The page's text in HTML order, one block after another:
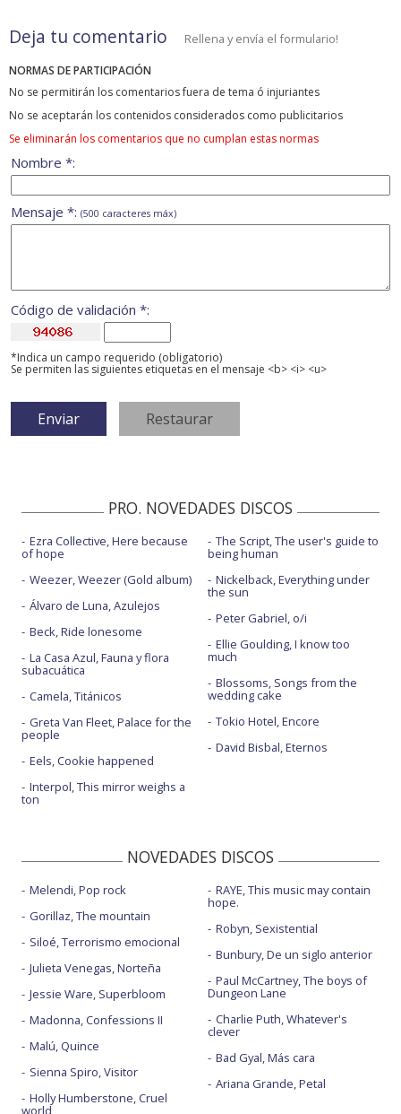
Deja tu comentario Rellena y envía el formulario!
NORMAS DE PARTICIPACIÓN
No se permitirán los comentarios fuera de tema ó injuriantes
No se aceptarán los contenidos considerados como publicitarios
Se eliminarán los comentarios que no cumplan estas normas
Nombre *:
Mensaje *: (500 caracteres máx)
Código de validación *:
*Indica un campo requerido (obligatorio)
Se permiten las siguientes etiquetas en el mensaje <b> <i> <u>
PRO. NOVEDADES DISCOS
Ezra Collective, Here because
of hope
Weezer, Weezer (Gold album)
Álvaro de Luna, Azulejos
Beck, Ride lonesome
La Casa Azul, Fauna y flora
subacuática
Camela, Titánicos
Greta Van Fleet, Palace for the
people
Eels, Cookie happened
Interpol, This mirror weighs a
ton
The Script, The user's guide to
being human
Nickelback, Everything under
the sun
Peter Gabriel, o/i
Ellie Goulding, I know too
much
Blossoms, Songs from the
wedding cake
Tokio Hotel, Encore
David Bisbal, Eternos
NOVEDADES DISCOS
Melendi, Pop rock
Gorillaz, The mountain
Siloé, Terrorismo emocional
Julieta Venegas, Norteña
Jessie Ware, Superbloom
Madonna, Confessions II
Malú, Quince
Sienna Spiro, Visitor
Holly Humberstone, Cruel
world
RAYE, This music may contain
hope.
Robyn, Sexistential
Bunbury, De un siglo anterior
Paul McCartney, The boys of
Dungeon Lane
Charlie Puth, Whatever's
clever
Bad Gyal, Más cara
Ariana Grande, Petal